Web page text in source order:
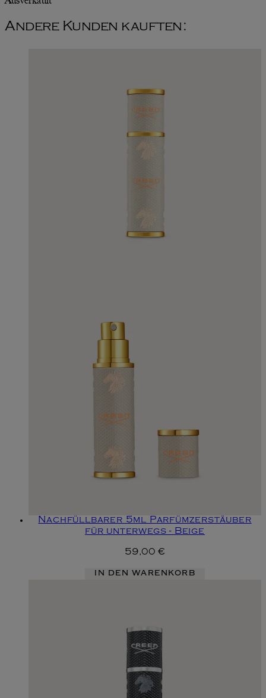
Andere Kunden kauften:
Nachfüllbarer 5ml Parfümzerstäuber
für unterwegs - Beige
59,00 €
IN DEN WARENKORB